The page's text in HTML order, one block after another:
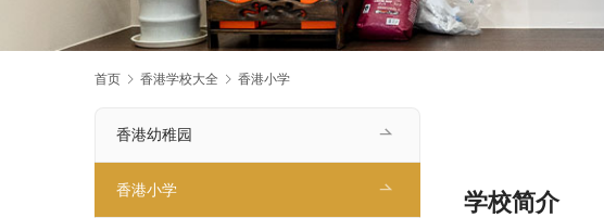
首页 香港学校大全 香港小学
学校简介
香港幼稚园
香港小学